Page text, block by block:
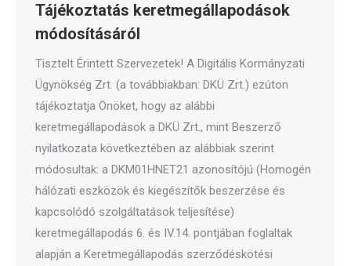
Tájékoztatás keretmegállapodások
módosításáról
Tisztelt Érintett Szervezetek! A Digitális Kormányzati
Ügynökség Zrt. (a továbbiakban: DKÜ Zrt.) ezúton
tájékoztatja Önöket, hogy az alábbi
keretmegállapodások a DKÜ Zrt., mint Beszerző
nyilatkozata következtében az alábbiak szerint
módosultak: a DKM01HNET21 azonosítójú (Homogén
hálózati eszközök és kiegészítők beszerzése és
kapcsolódó szolgáltatások teljesítése)
keretmegállapodás 6. és IV.14. pontjában foglaltak
alapján a Keretmegállapodás szerződéskötési